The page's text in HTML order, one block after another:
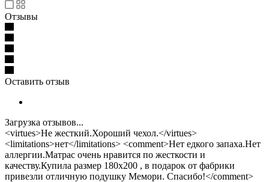
Отзывы
Оставить отзыв
Загрузка отзывов...
<virtues>Не жесткий.Хороший чехол.</virtues>
<limitations>нет</limitations> <comment>Нет едкого запаха.Нет
аллергии.Матрас очень нравится по жесткости и
качеству.Купила размер 180х200 , в подарок от фабрики
привезли отличную подушку Мемори. Спасибо!</comment>